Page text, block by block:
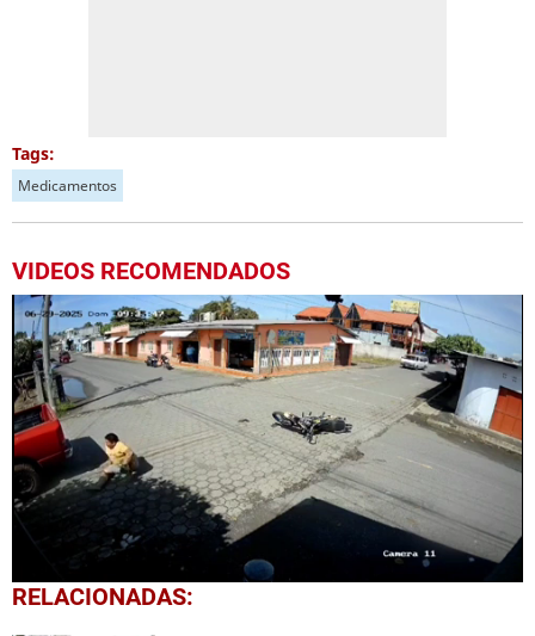
Tags:
Medicamentos
VIDEOS RECOMENDADOS
0
seconds
RELACIONADAS: